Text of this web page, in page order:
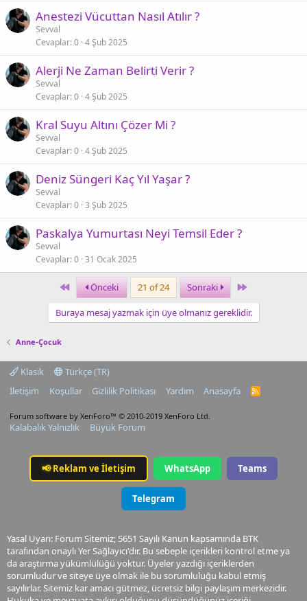
Anestezi Vücuttan Nasıl Atılır ?
Sevval
Cevaplar 0 4 Şub 2025
Alerji Ne Zaman Belirti Verir ?
Sevval
Cevaplar 0 4 Şub 2025
Kral Suyu Altını Çözer Mi ?
Sevval
Cevaplar 0 4 Şub 2025
Deniz Süngeri Kaç Yıl Yaşar ?
Sevval
Cevaplar 0 3 Şub 2025
Paskalya Yumurtası Neyi Temsil Eder ?
Sevval
Cevaplar 0 31 Ocak 2025
FirstÖnceki 21 of 24 Sonraki Last
Buraya mesaj yazmak için üye olmanız gereklidir.
Anne-Çocuk
Klasik
Türkçe (TR)
İletişim
Koşullar Gizlilik Politikası Yardım Anasayfa
R
Forum software by XenForo™ © 2010-2019 XenForo Ltd.
Kalabalık Yalnızlık Büyük Forum
📢Reklam ve İletişim WhatsApp Teams
Telegram
Yasal Uyarı: Forum Sitemiz; 5651 Sayılı Kanun kapsamında BTK
tarafından onaylı Yer Sağlayıcı'dır. Bu sebeple içerikleri kontrol etme ya
da araştırma yükümlülüğü yoktur. Üyeler yazdığı içeriklerden
sorumludur ve siteye üye olmak ile bu sorumluluğu kabul etmiş
sayılırlar. Sitemiz kar amacı gütmez, ücretsiz bilgi paylaşım merkezidir.